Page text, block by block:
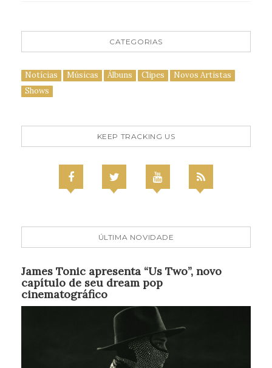
CATEGORIAS
Notícias Músicas Álbuns Clipes
Novos Artistas
Shows
KEEP TRACKING US
ÚLTIMA NOVIDADE
James Tonic apresenta “Us Two”, novo
capítulo de seu dream pop
cinematográfico